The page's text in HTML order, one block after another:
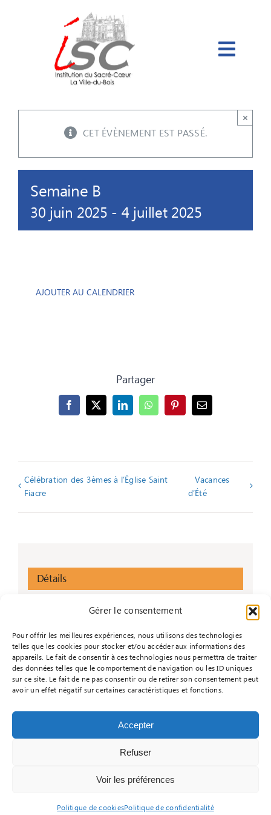
Gérer le consentement
Pour offrir les meilleures expériences, nous utilisons des technologies
telles que les cookies pour stocker et/ou accéder aux informations des
appareils. Le fait de consentir à ces technologies nous permettra de traiter
des données telles que le comportement de navigation ou les ID uniques
sur ce site. Le fait de ne pas consentir ou de retirer son consentement peut
avoir un effet négatif sur certaines caractéristiques et fonctions.
Accepter
Refuser
Voir les préférences
Politique de cookiesPolitique de confidentialité
CET ÉVÈNEMENT EST PASSÉ.
×
Semaine B
30 juin 2025 - 4 juillet 2025
AJOUTER AU CALENDRIER
Partager
Facebook
X LinkedInWhatsAppPinterestEmail
Célébration des 3èmes à l’Église Saint
Fiacre
Vacances
d’Été
Détails
Fin :
4 juillet 2025
Catégorie d’Évènement:
Sem AB
Mentions légales|Politique de confidentialité